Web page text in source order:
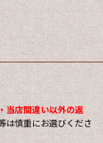
当店間違い以外の返
は慎重にお選びくださ